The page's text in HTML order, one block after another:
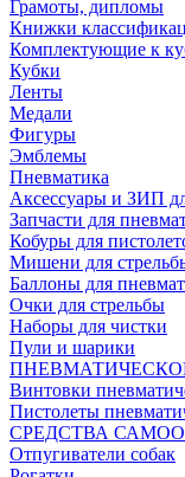
Грамоты, дипломы
Книжки
Комплектующие к
Кубки
Ленты
Медали
Фигуры
Эмблемы
Пневматика
Аксессуары и ЗИП
Запчасти для
Кобуры для
Мишени для
Баллоны для
Очки для стрельбы
Наборы для чистки
Пули и шарики
Винтовки
Пистолеты
СРЕДСТВА
Отпугиватели собак